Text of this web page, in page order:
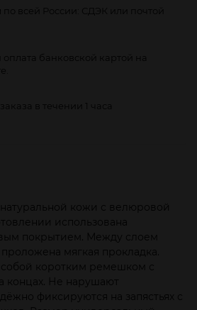
по всей России: СДЭК или почтой
оплата банковской картой на
в течении 1 часа
кожи с велюровой
использована
покрытием. Между слоем
мягкая прокладка.
коротким ремешком с
концах. Не нарушают
фиксируются на запястьях с